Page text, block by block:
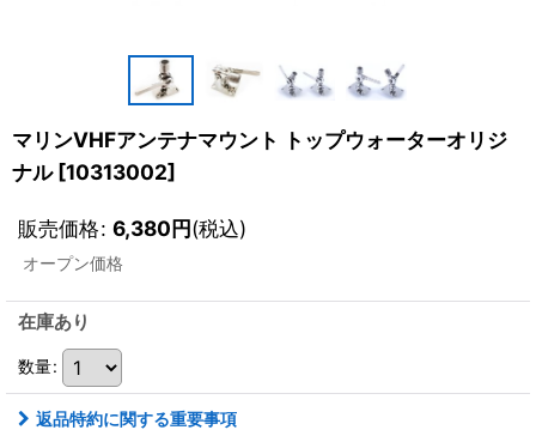
マリンVHFアンテナマウント トップウォーターオリジ
ナル [10313002]
販売価格: 6,380円(税込)
オープン価格
在庫あり
数量:
返品特約に関する重要事項